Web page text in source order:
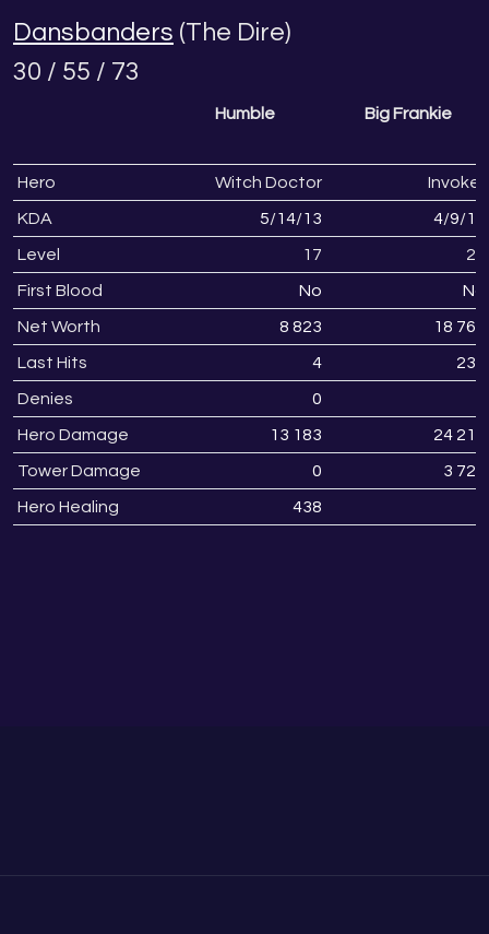
Dansbanders (The Dire)
30 / 55 / 73
Humble Big Frankie
Hero Witch Doctor Invoker
KDA 5/14/13 4/9/16
Level 17 22
First Blood No No
Net Worth 8 823 18 768
Last Hits 4 230
Denies 0
Hero Damage 13 183 24 213
Tower Damage 0 3 724
Hero Healing 438